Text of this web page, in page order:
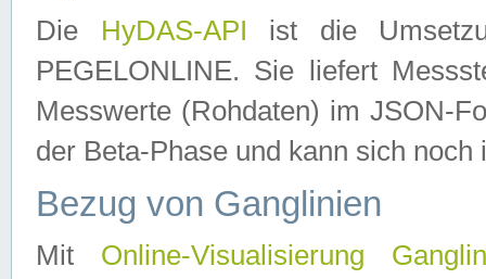
Die HyDAS-API ist die
PEGELONLINE. Sie liefert
Messwerte (Rohdaten) im JSON-
der Beta-Phase und kann sich noch
Bezug von Ganglinien
Mit Online-Visualisierung